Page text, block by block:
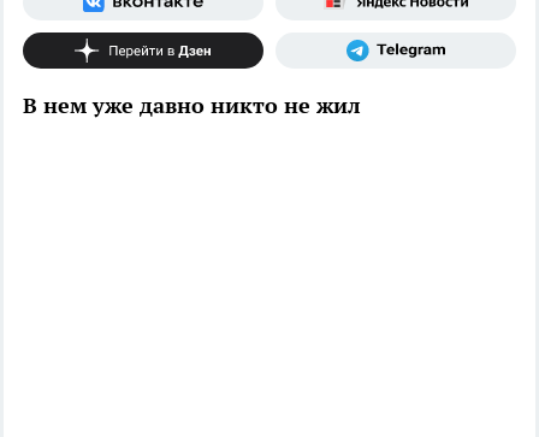
В нем уже давно никто не жил